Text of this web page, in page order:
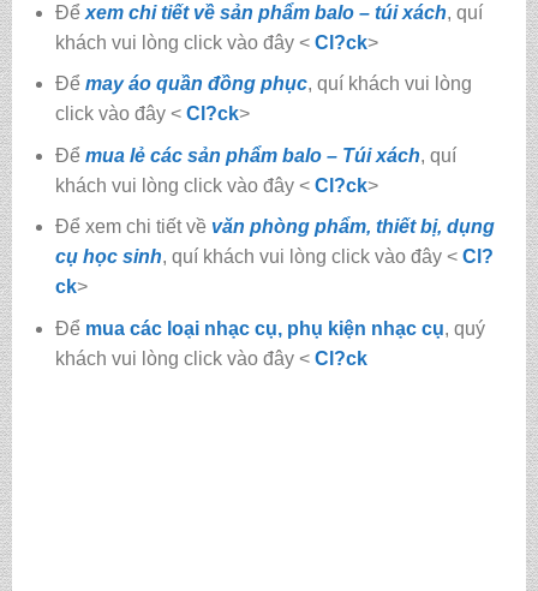
Để xem chi tiết về sản phẩm balo – túi xách, quí
khách vui lòng click vào đây < Cl?ck>
Để may áo quần đồng phục, quí khách vui lòng
click vào đây < Cl?ck>
Để mua lẻ các sản phẩm balo – Túi xách, quí
khách vui lòng click vào đây < Cl?ck>
Để xem chi tiết về văn phòng phẩm, thiết bị, dụng
cụ học sinh, quí khách vui lòng click vào đây < Cl?
ck>
Để mua các loại nhạc cụ, phụ kiện nhạc cụ, quý
khách vui lòng click vào đây < Cl?ck